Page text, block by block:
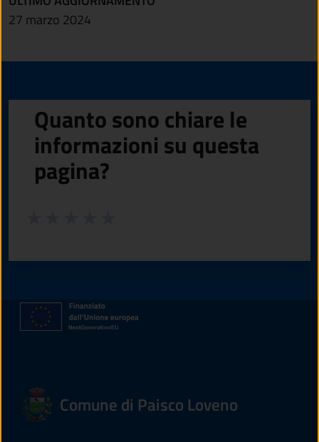
27 marzo 2024
Quanto sono chiare le
informazioni su questa
pagina?
Comune di Paisco Loveno